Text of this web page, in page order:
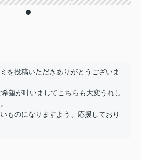
を投稿いただきありがとうございま
望が叶いましてこちらも大変うれし
ものになりますよう、応援しており